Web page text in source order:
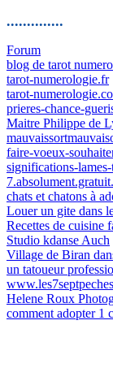
..............
Forum
blog de tarot
tarot-numerologie.fr
tarot-
prieres-chance-
Maitre Philippe de
faire-voeux-
significations-
chats et chatons à
Louer un gite dans
Recettes de cuisine
Studio kdanse Auch
Village de Biran
un tatoueur
Helene Roux
comment adopter 1